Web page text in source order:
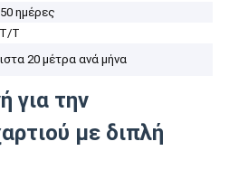
ημέρες
T
20 μέτρα ανά μήνα
για την
με διπλή